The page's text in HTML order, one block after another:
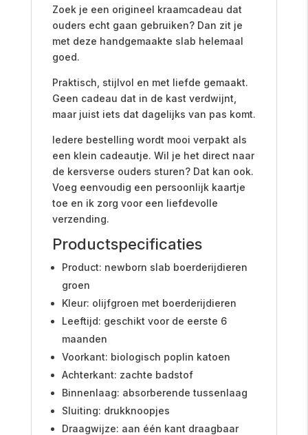
Zoek je een origineel kraamcadeau dat
ouders echt gaan gebruiken? Dan zit je
met deze handgemaakte slab helemaal
goed.
Praktisch, stijlvol en met liefde gemaakt.
Geen cadeau dat in de kast verdwijnt,
maar juist iets dat dagelijks van pas komt.
Iedere bestelling wordt mooi verpakt als
een klein cadeautje. Wil je het direct naar
de kersverse ouders sturen? Dat kan ook.
Voeg eenvoudig een persoonlijk kaartje
toe en ik zorg voor een liefdevolle
verzending.
Productspecificaties
Product: newborn slab boerderijdieren
groen
Kleur: olijfgroen met boerderijdieren
Leeftijd: geschikt voor de eerste 6
maanden
Voorkant: biologisch poplin katoen
Achterkant: zachte badstof
Binnenlaag: absorberende tussenlaag
Sluiting: drukknoopjes
Draagwijze: aan één kant draagbaar